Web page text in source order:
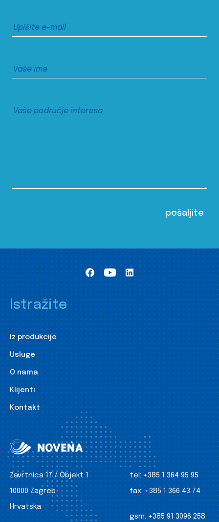
Istražite
Iz produkcije
Usluge
O nama
Klijenti
Kontakt
Zavrtnica 17 / Objekt 1
10000 Zagreb
Hrvatska
tel: +385 1 364 95 95
fax: +385 1 366 43 74
gsm: +385 91 3096 258